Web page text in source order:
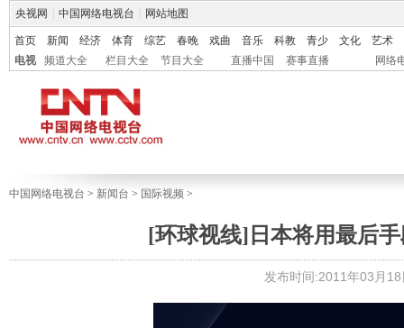
央视网 中国网络电视台 网站地图
首页 新闻 经济 体育 综艺 春晚 戏曲 音乐 科教 青少 文化
艺术
电视
频道大全 栏目大全 节目大全 直播中国 赛事直播 网络
中国网络电视台 > 新闻台 > 国际视频 >
[环球视线]日本将用最后
发布时间:2011年03月